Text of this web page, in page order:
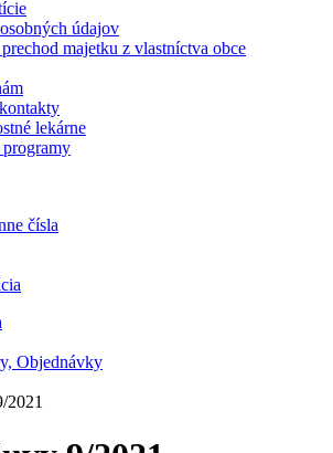
údajov
majetku z vlastníctva obce
lekárne
čísla
Objednávky
2021